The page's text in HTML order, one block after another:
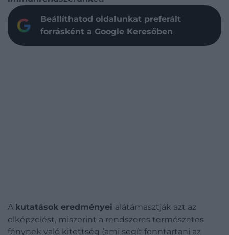
Beállíthatod oldalunkat preferált
forrásként a Google Keresőben
A kutatások eredményei alátámasztják azt az
elképzelést, miszerint a rendszeres természetes
fénynek való kitettség (ami segít fenntartani az